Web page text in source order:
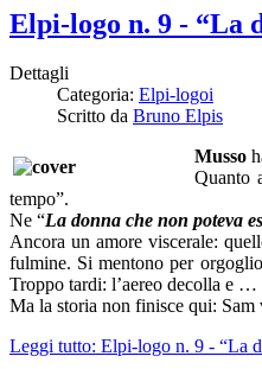
Elpi-logo n. 9 - “La
Dettagli
Categoria: Elpi-logoi
Scritto da Bruno Elpis
Musso
Quanto
tempo”.
Ne “La donna che non poteva
Ancora un amore viscerale:
fulmine. Si mentono per
Troppo tardi: l’aereo decolla e …
Ma la storia non finisce qui:
Leggi tutto: Elpi-logo n. 9 - “La